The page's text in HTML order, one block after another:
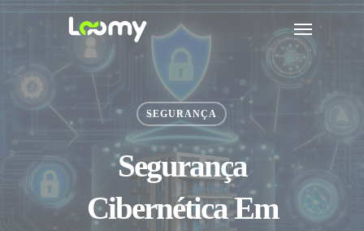
Skip
content
SEGURANÇA
Segurança
Cibernética Em